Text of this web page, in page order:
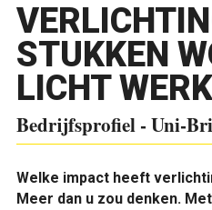
STUKKEN
LICHT WERK
Bedrijfsprofiel - Uni-
Welke impact heeft
Meer dan u zou denken.